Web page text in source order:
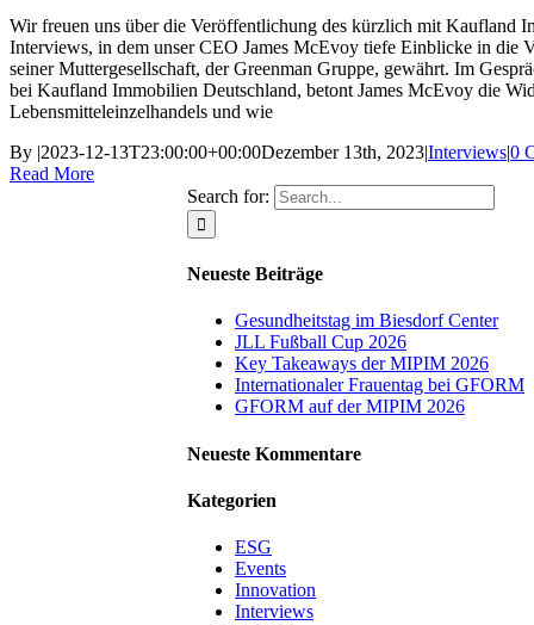
Wir freuen uns über die Veröffentlichung des kürzlich mit Kaufland
Interviews, in dem unser CEO James McEvoy tiefe Einblicke in die
seiner Muttergesellschaft, der Greenman Gruppe, gewährt. Im
bei Kaufland Immobilien Deutschland, betont James McEvoy die
Lebensmitteleinzelhandels und wie
By |2023-12-13T23:00:00+00:00Dezember 13th, 2023|Interviews|0
Read More
Search for:
Neueste Beiträge
Gesundheitstag im Biesdorf Center
JLL Fußball Cup 2026
Key Takeaways der MIPIM 2026
Internationaler Frauentag bei GFORM
GFORM auf der MIPIM 2026
Neueste Kommentare
Kategorien
ESG
Events
Innovation
Interviews